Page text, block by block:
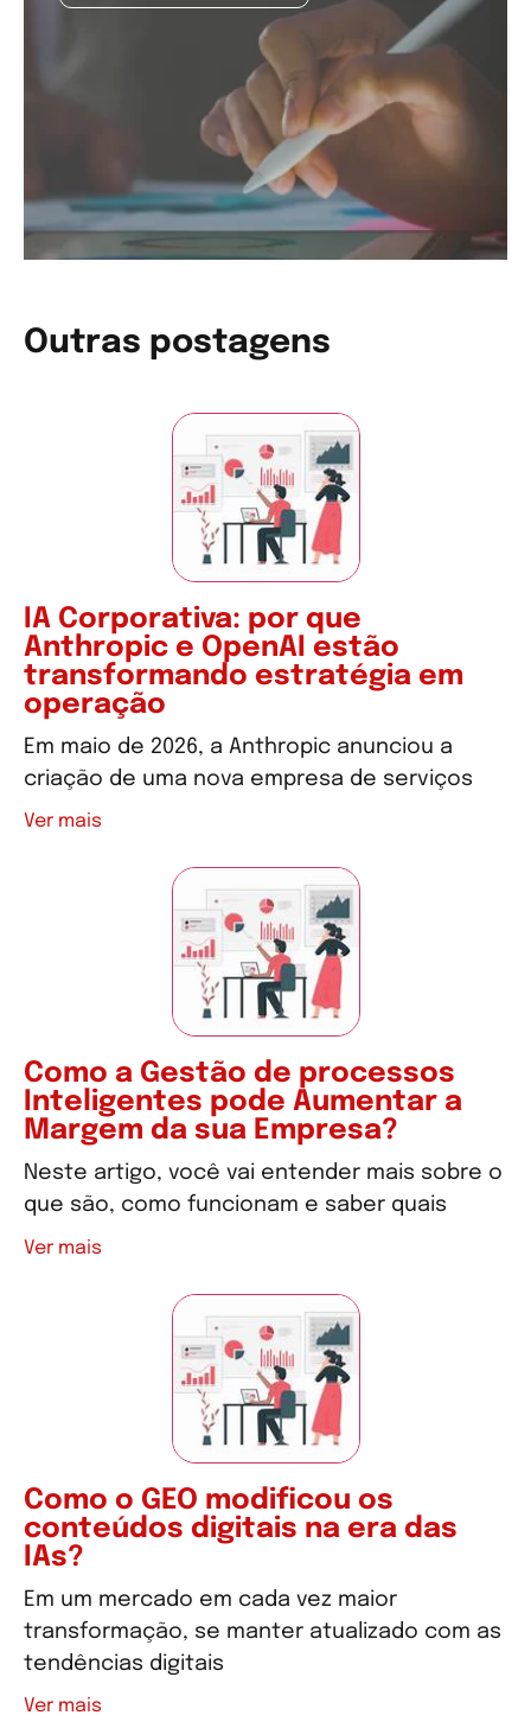
Outras postagens
IA Corporativa: por que
Anthropic e OpenAI estão
transformando estratégia em
operação
Em maio de 2026, a Anthropic anunciou a
criação de uma nova empresa de serviços
Ver mais
Como a Gestão de processos
Inteligentes pode Aumentar a
Margem da sua Empresa?
Neste artigo, você vai entender mais sobre o
que são, como funcionam e saber quais
Ver mais
Como o GEO modificou os
conteúdos digitais na era das
IAs?
Em um mercado em cada vez maior
transformação, se manter atualizado com as
tendências digitais
Ver mais